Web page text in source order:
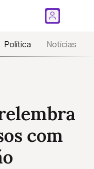
Política Notícias
com